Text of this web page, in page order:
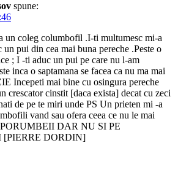
spune:
un coleg columbofil .I-ti multumesc mi-a
un pui din cea mai buna pereche .Peste o
; I -ti aduc un pui pe care nu l-am
inca o saptamana se facea ca nu ma mai
Incepeti mai bine cu osingura pereche
crescator cinstit [daca exista] decat cu zeci
de pe te miri unde PS Un prieten mi -a
vand sau ofera ceea ce nu le mai
DAR NU SI PE
DORDIN]